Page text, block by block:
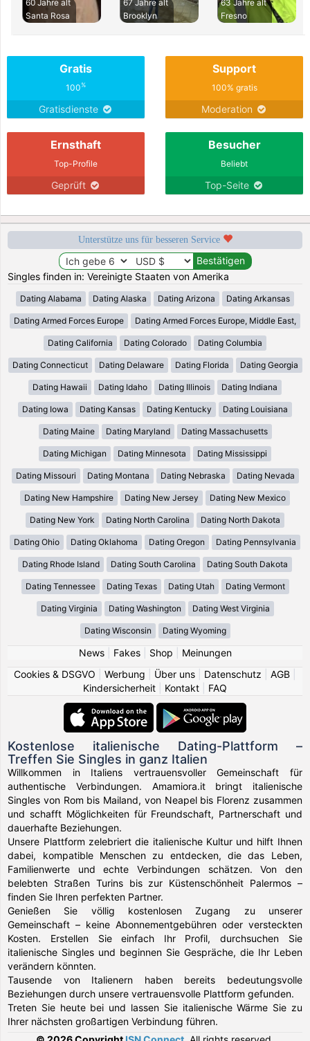
60 Jahre alt
Santa Rosa
67 Jahre alt
Brooklyn
63 Jahre alt
Fresno
Gratis
100%
Gratisdienste
Support
100% gratis
Moderation
Ernsthaft
Top-Profile
Geprüft
Besucher
Beliebt
Top-Seite
Unterstütze uns für besseren Service
Singles finden in: Vereinigte Staaten von Amerika
Dating Alabama Dating Alaska Dating Arizona Dating Arkansas
Dating Armed Forces Europe Dating Armed Forces Europe, Middle East,
Dating California Dating Colorado Dating Columbia
Dating Connecticut Dating Delaware Dating Florida Dating Georgia
Dating Hawaii Dating Idaho Dating Illinois Dating Indiana
Dating Iowa Dating Kansas Dating Kentucky Dating Louisiana
Dating Maine Dating Maryland Dating Massachusetts
Dating Michigan Dating Minnesota Dating Mississippi
Dating Missouri Dating Montana Dating Nebraska Dating Nevada
Dating New Hampshire Dating New Jersey Dating New Mexico
Dating New York Dating North Carolina Dating North Dakota
Dating Ohio Dating Oklahoma Dating Oregon Dating Pennsylvania
Dating Rhode Island Dating South Carolina Dating South Dakota
Dating Tennessee Dating Texas Dating Utah Dating Vermont
Dating Virginia Dating Washington Dating West Virginia
Dating Wisconsin Dating Wyoming
News| Fakes| Shop
Meinungen
Cookies & DSGVO
Werbung Über uns Datenschutz AGB
Kindersicherheit
Kontakt FAQ
Kostenlose italienische Dating-Plattform –
Treffen Sie Singles in ganz Italien
Willkommen in Italiens vertrauensvoller Gemeinschaft für
authentische Verbindungen. Amamiora.it bringt italienische
Singles von Rom bis Mailand, von Neapel bis Florenz zusammen
und schafft Möglichkeiten für Freundschaft, Partnerschaft und
dauerhafte Beziehungen.
Unsere Plattform zelebriert die italienische Kultur und hilft Ihnen
dabei, kompatible Menschen zu entdecken, die das Leben,
Familienwerte und echte Verbindungen schätzen. Von den
belebten Straßen Turins bis zur Küstenschönheit Palermos –
finden Sie Ihren perfekten Partner.
Genießen Sie völlig kostenlosen Zugang zu unserer
Gemeinschaft – keine Abonnementgebühren oder versteckten
Kosten. Erstellen Sie einfach Ihr Profil, durchsuchen Sie
italienische Singles und beginnen Sie Gespräche, die Ihr Leben
verändern könnten.
Tausende von Italienern haben bereits bedeutungsvolle
Beziehungen durch unsere vertrauensvolle Plattform gefunden.
Treten Sie heute bei und lassen Sie italienische Wärme Sie zu
Ihrer nächsten großartigen Verbindung führen.